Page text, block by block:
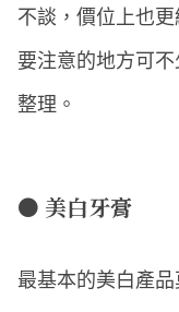
不談，價位上也
要注意的地方可
整理。
● 美白牙膏
最基本的美白產